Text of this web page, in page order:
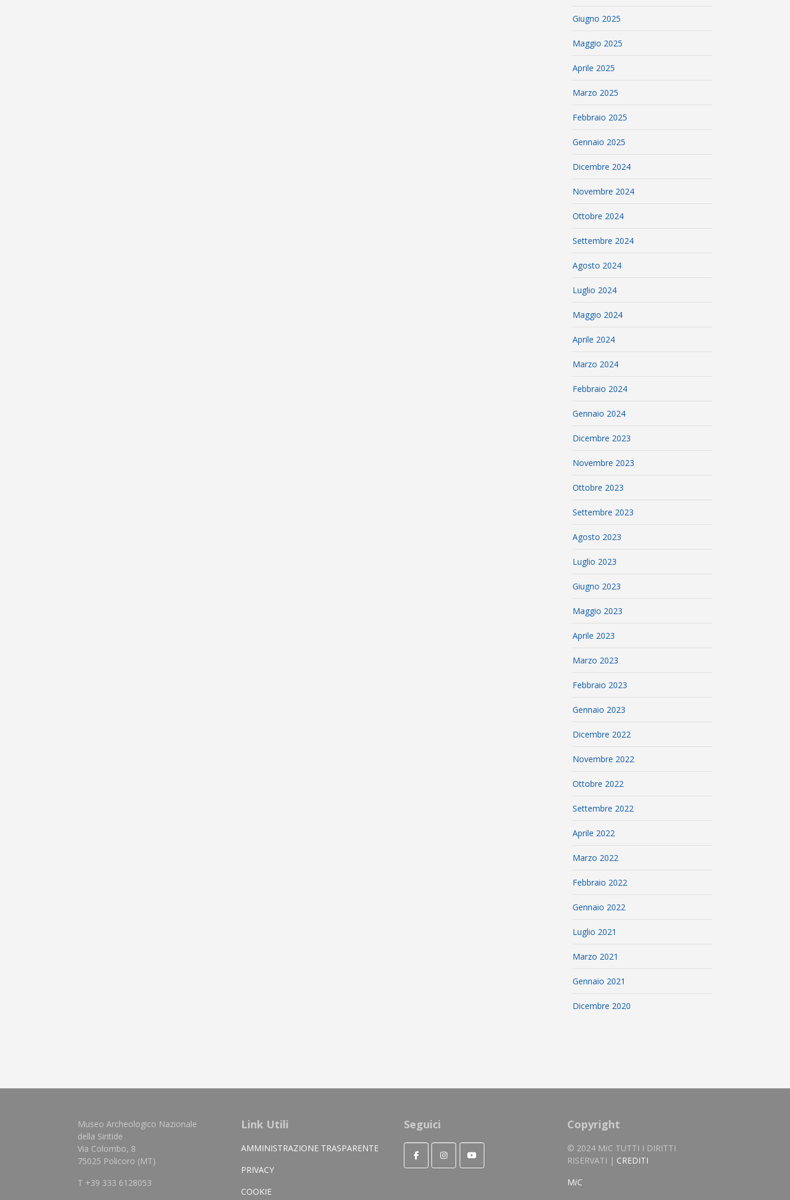
Giugno 2025
Maggio 2025
Aprile 2025
Marzo 2025
Febbraio 2025
Gennaio 2025
Dicembre 2024
Novembre 2024
Ottobre 2024
Settembre 2024
Agosto 2024
Luglio 2024
Maggio 2024
Aprile 2024
Marzo 2024
Febbraio 2024
Gennaio 2024
Dicembre 2023
Novembre 2023
Ottobre 2023
Settembre 2023
Agosto 2023
Luglio 2023
Giugno 2023
Maggio 2023
Aprile 2023
Marzo 2023
Febbraio 2023
Gennaio 2023
Dicembre 2022
Novembre 2022
Ottobre 2022
Settembre 2022
Aprile 2022
Marzo 2022
Febbraio 2022
Gennaio 2022
Luglio 2021
Marzo 2021
Gennaio 2021
Dicembre 2020
Museo Archeologico Nazionale
della Siritide
Via Colombo, 8
75025 Policoro (MT)
T +39 333 6128053
Link Utili
AMMINISTRAZIONE TRASPARENTE
PRIVACY
COOKIE
Seguici Copyright
© 2024 MiC TUTTI I DIRITTI
RISERVATI | CREDITI
MiC